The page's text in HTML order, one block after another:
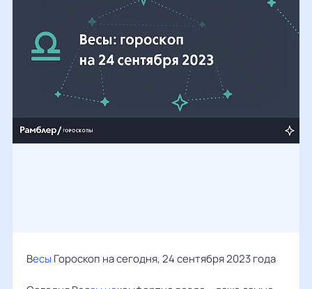
Весы Гороскоп на сегодня, 24 сентября 2023 года